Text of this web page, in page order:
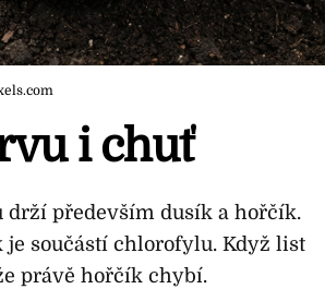
i chuť
především dusík a hořčík.
součástí chlorofylu. Když list
právě hořčík chybí.